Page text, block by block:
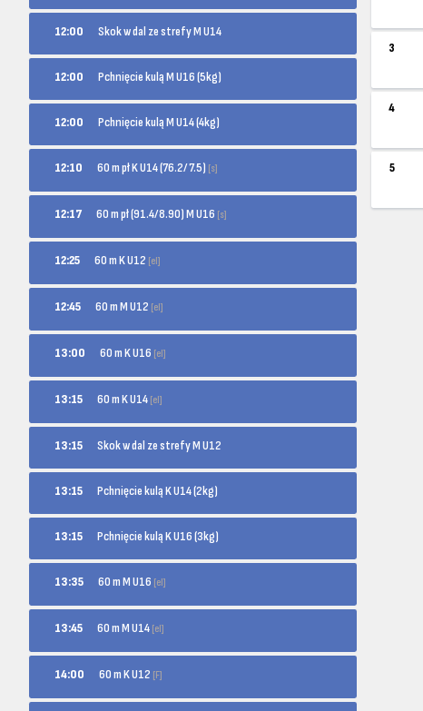
12:00 Skok w dal ze strefy M U14
12:00 Pchnięcie kulą M U16 (5kg)
12:00 Pchnięcie kulą M U14 (4kg)
12:10 60 m pł K U14 (76.2/7.5) [s]
12:17 60 m pł (91.4/8.90) M U16 [s]
12:25 60 m K U12 [el]
12:45 60 m M U12 [el]
13:00 60 m K U16 [el]
13:15 60 m K U14 [el]
13:15 Skok w dal ze strefy M U12
13:15 Pchnięcie kulą K U14 (2kg)
13:15 Pchnięcie kulą K U16 (3kg)
13:35 60 m M U16 [el]
13:45 60 m M U14 [el]
14:00 60 m K U12 [F]
3
4
5